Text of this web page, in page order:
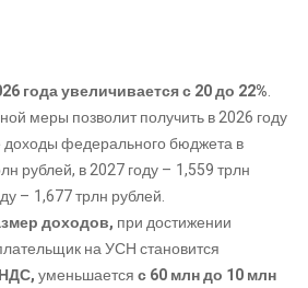
года увеличивается с 20 до 22%.
меры позволит получить в 2026 году
федерального бюджета в
рублей, в 2027 году – 1,559 трлн
– 1,677 трлн рублей.
доходов, при достижении
на УСН становится
уменьшаетсяс 60 млн до 10 млн